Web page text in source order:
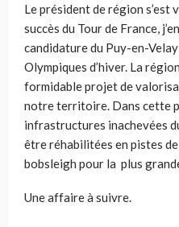
Le président de région s’est
succès du Tour de France,
candidature du Puy-en-
Olympiques d’hiver. La
formidable projet de
notre territoire. Dans cette
infrastructures inachevées
être réhabilitées en pistes
bobsleigh pour la plus
Une affaire à suivre.